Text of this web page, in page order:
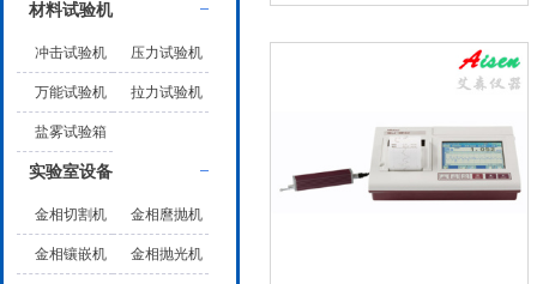
材料试验机
冲击试验机 压力试验机
万能试验机 拉力试验机
盐雾试验箱
实验室设备
金相切割机 金相麿抛机
金相镶嵌机 金相抛光机